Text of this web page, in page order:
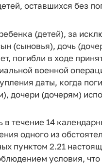
оставшихся без
(детей), за
(сыновья), дочь
погибли в ходе
военной
даты, когда
дочери (дочерям)
в течение 14
одного из
пунктом 2.21
условия, что